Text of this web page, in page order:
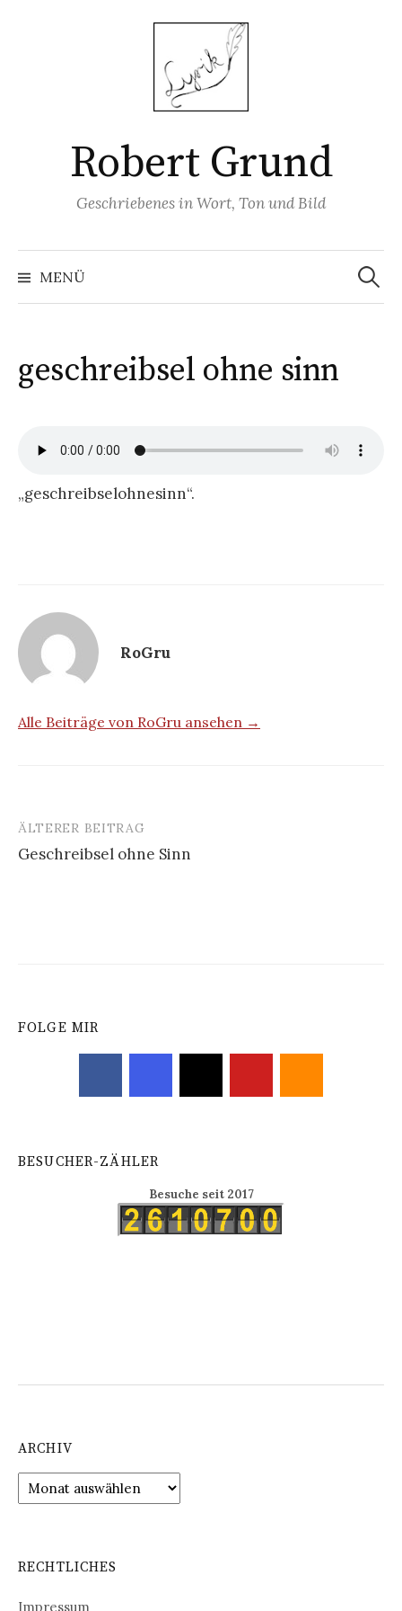
Robert Grund
Geschriebenes in Wort, Ton und Bild
MENÜ
Suchen
nach:
geschreibsel ohne sinn
„geschreibselohnesinn“.
RoGru
Alle Beiträge von RoGru ansehen →
Beitrags-
Navigation
ÄLTERER BEITRAG
Geschreibsel ohne Sinn
FOLGE MIR
BESUCHER-ZÄHLER
Besuche seit 2017
ARCHIV
Archiv
RECHTLICHES
Impressum